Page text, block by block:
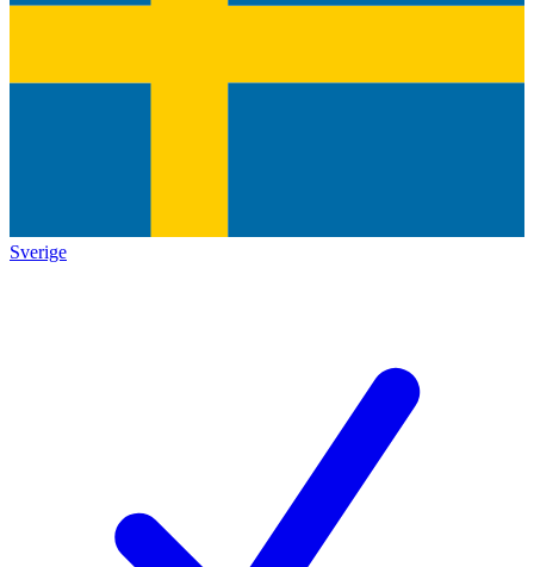
Sverige